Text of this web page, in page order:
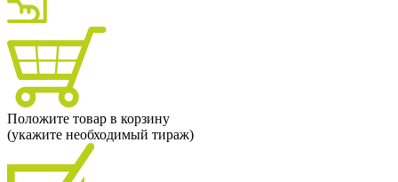
Положите товар в корзину
(укажите необходимый тираж)